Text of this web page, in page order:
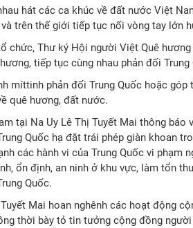
hát các ca khúc về đất nước Việt
trên thế giới tiếp tục nối vòng tay lớn
chức, Thư ký Hội người Việt Quê
tiếp tục cùng nhau phản đối
míttinh phản đối Trung Quốc hoặc
quê hương, đất nước.
tại Na Uy Lê Thị Tuyết Mai thông
Quốc hạ đặt trái phép giàn khoan
các hành vi của Trung Quốc vi
ổn định, an ninh ở khu vực, làm tổn
Quốc.
Mai hoan nghênh các hoạt động
thời bày tỏ tin tưởng cộng đồng